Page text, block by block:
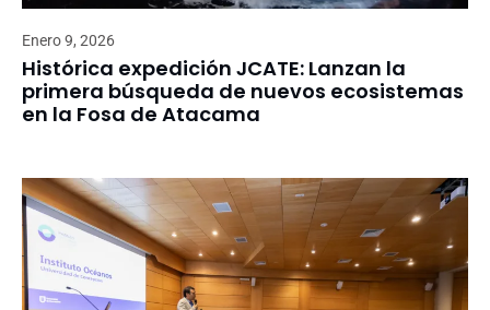
Enero 9, 2026
Histórica expedición JCATE: Lanzan la
primera búsqueda de nuevos ecosistemas
en la Fosa de Atacama